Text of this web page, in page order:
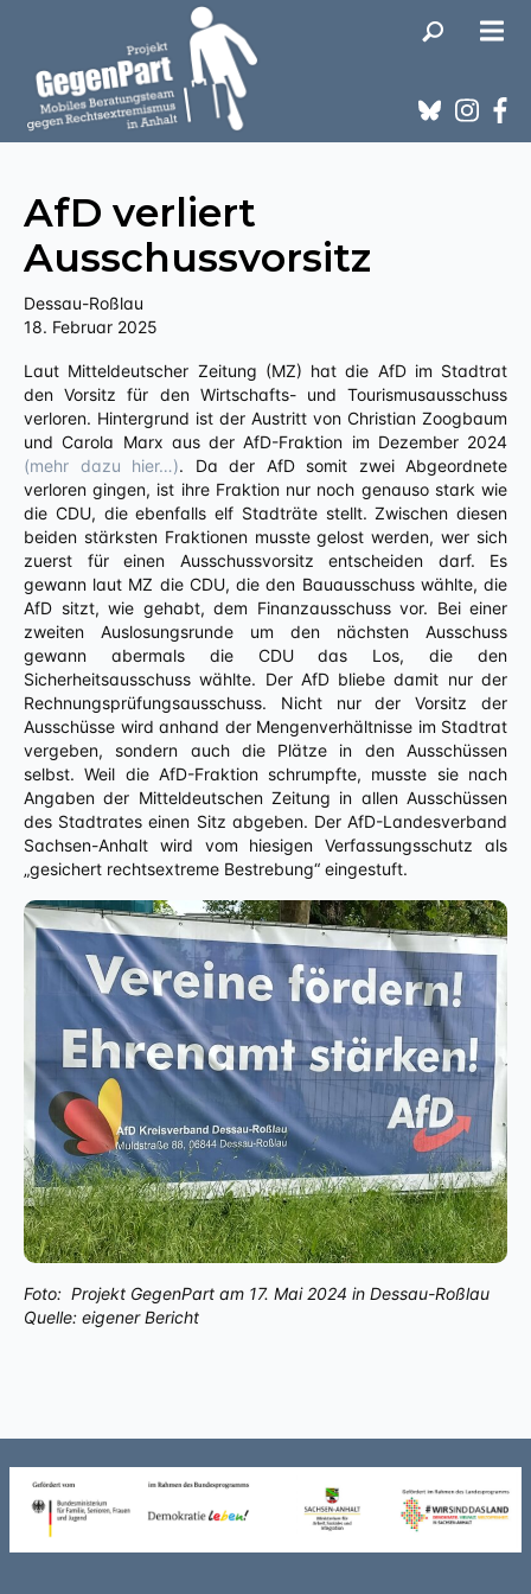
AfD verliert
Ausschussvorsitz
Dessau-Roßlau
18. Februar 2025
Laut Mitteldeutscher Zeitung (MZ) hat die AfD im Stadtrat
den Vorsitz für den Wirtschafts- und Tourismusausschuss
verloren. Hintergrund ist der Austritt von Christian Zoogbaum
und Carola Marx aus der AfD-Fraktion im Dezember 2024
(mehr dazu hier…). Da der AfD somit zwei Abgeordnete
verloren gingen, ist ihre Fraktion nur noch genauso stark wie
die CDU, die ebenfalls elf Stadträte stellt. Zwischen diesen
beiden stärksten Fraktionen musste gelost werden, wer sich
zuerst für einen Ausschussvorsitz entscheiden darf. Es
gewann laut MZ die CDU, die den Bauausschuss wählte, die
AfD sitzt, wie gehabt, dem Finanzausschuss vor. Bei einer
zweiten Auslosungsrunde um den nächsten Ausschuss
gewann abermals die CDU das Los, die den
Sicherheitsausschuss wählte. Der AfD bliebe damit nur der
Rechnungsprüfungsausschuss. Nicht nur der Vorsitz der
Ausschüsse wird anhand der Mengenverhältnisse im Stadtrat
vergeben, sondern auch die Plätze in den Ausschüssen
selbst. Weil die AfD-Fraktion schrumpfte, musste sie nach
Angaben der Mitteldeutschen Zeitung in allen Ausschüssen
des Stadtrates einen Sitz abgeben. Der AfD-Landesverband
Sachsen-Anhalt wird vom hiesigen Verfassungsschutz als
„gesichert rechtsextreme Bestrebung“ eingestuft.
Foto: Projekt GegenPart am 17. Mai 2024 in Dessau-Roßlau
Quelle: eigener Bericht